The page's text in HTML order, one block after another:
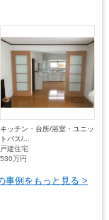
キッチン・台所/浴室・ユニッ
トバス/...
戸建住宅
530万円
事例をもっと見る >